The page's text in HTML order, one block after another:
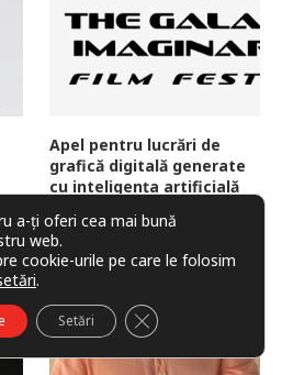
Apel pentru lucrări de
grafică digitală generate
cu inteligența artificială
11 august 2025
a-ți oferi cea mai bună
web.
cookie-urile pe care le folosim
.
Setări CLOSE GDPR